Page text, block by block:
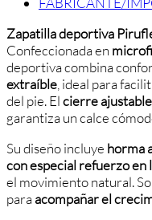
Zapatilla deportiva
Confeccionada en
deportiva combina
extraíble , ideal para
del pie. Elcierre
garantiza un calce
Su diseño incluye horma
con especial refuerzo en
el movimiento natural.
paraacompañar el